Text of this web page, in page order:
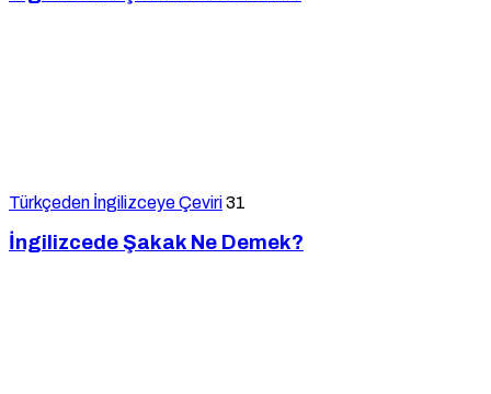
Türkçeden İngilizceye Çeviri31
İngilizcede Şakak Ne Demek?